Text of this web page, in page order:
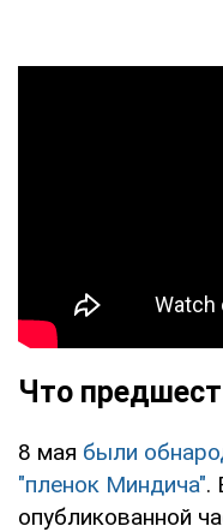
Что
8 мая были
"пленок Миндича".
опубликованной